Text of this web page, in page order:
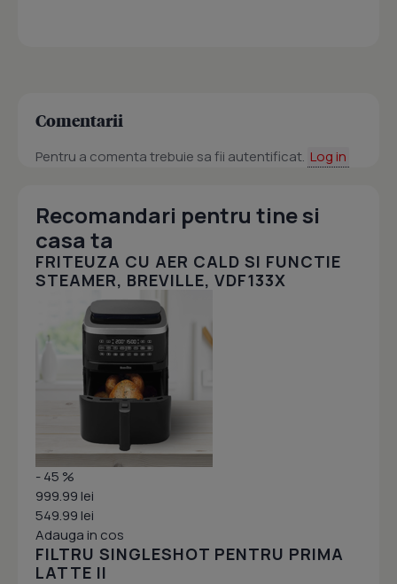
Comentarii
Pentru a comenta trebuie sa fii autentificat. Log in
Recomandari pentru tine si
casa ta
FRITEUZA CU AER CALD SI FUNCTIE
STEAMER, BREVILLE, VDF133X
- 45 %
999.99 lei
549.99 lei
Adauga in cos
FILTRU SINGLESHOT PENTRU PRIMA
LATTE II